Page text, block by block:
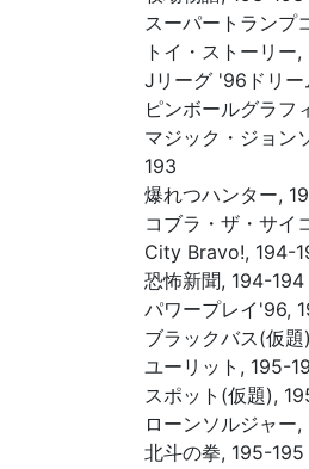
スーパートランプ
トイ・ストーリー
Jリーグ '96ドリ
ピンボールグラフ
マジック・ジョン
193
爆れつハンター,
コブラ・ザ・サイ
City Bravo!, 194-
恐怖新聞, 194-194
パワープレイ'96,
ブラックバス(仮
ユーリット, 195-
スポット(仮題),
ローンソルジャー
北斗の拳, 195-195